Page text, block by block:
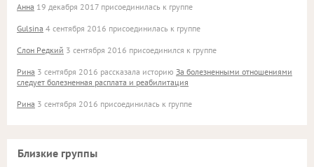
Анна 19 декабря 2017 присоединилась к группе
Gulsina 4 сентября 2016 присоединилась к группе
Слон Редкий 3 сентября 2016 присоединился к группе
Рина 3 сентября 2016 рассказала историю За болезненными отношениями
следует болезненная расплата и реабилитация
Рина 3 сентября 2016 присоединилась к группе
Близкие группы